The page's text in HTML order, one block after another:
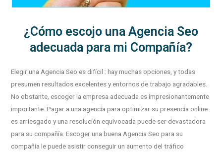
¿Cómo escojo una Agencia Seo
adecuada para mi Compañía?
Elegir una Agencia Seo es difícil : hay muchas opciones, y todas
presumen resultados excelentes y entornos de trabajo agradables.
No obstante, escoger la empresa adecuada es impresionantemente
importante. Pagar a una agencia para optimizar su presencia online
es arriesgado y una resolución equivocada puede ser devastadora
para su compañía. Escoger una buena Agencia Seo para su
compañía le puede asistir conseguir un aumento del tráfico